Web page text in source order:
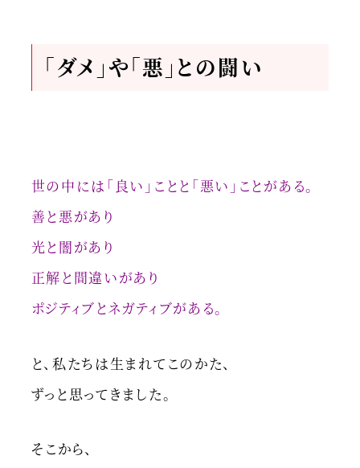
「ダメ」や「悪」との闘い
世の中には「良い」ことと「悪い」ことがある。
善と悪があり
光と闇があり
正解と間違いがあり
ポジティブとネガティブがある。
と、私たちは生まれてこのかた、
ずっと思ってきました。
そこから、